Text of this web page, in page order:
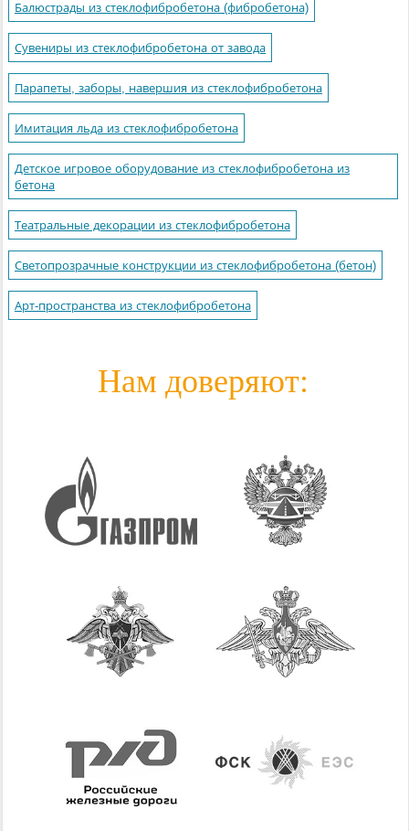
Балюстрады из стеклофибробетона (фибробетона)
Сувениры из стеклофибробетона от завода
Парапеты, заборы, навершия из стеклофибробетона
Имитация льда из стеклофибробетона
Детское игровое оборудование из стеклофибробетона из
бетона
Театральные декорации из стеклофибробетона
Светопрозрачные конструкции из стеклофибробетона (бетон)
Арт-пространства из стеклофибробетона
Нам доверяют: